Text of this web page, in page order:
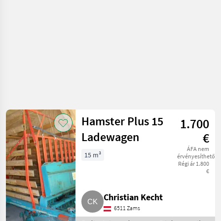
Hamster Plus 15
Ladewagen
1.700
€
ÁFA nem
érvényesíthető
Régi ár 1.800
€
15 m³
Christian Kecht
6511 Zams